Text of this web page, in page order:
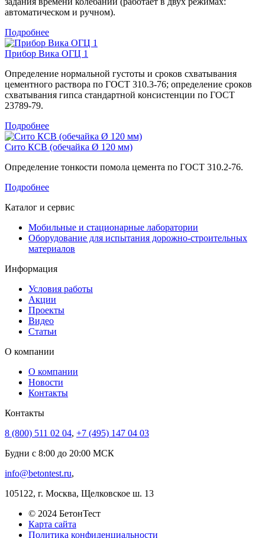
автоматическом и ручном).
Подробнее
Прибор Вика ОГЦ 1
Определение нормальной густоты и сроков схватывания
цементного раствора по ГОСТ 310.3-76; определение сроков
схватывания гипса стандартной консистенции по ГОСТ
23789-79.
Подробнее
Сито КСВ (обечайка Ø 120 мм)
Определение тонкости помола цемента по ГОСТ 310.2-76.
Подробнее
Каталог и сервис
Мобильные и стационарные лаборатории
Оборудование для испытания дорожно-строительных
материалов
Информация
Условия работы
Акции
Проекты
Видео
Статьи
О компании
О компании
Новости
Контакты
Контакты
8 (800) 511 02 04, +7 (495) 147 04 03
Будни с 8:00 до 20:00 МСК
info@betontest.ru,
105122, г. Москва, Щелковское ш. 13
© 2024 БетонТест
Карта сайта
Политика конфиденциальности